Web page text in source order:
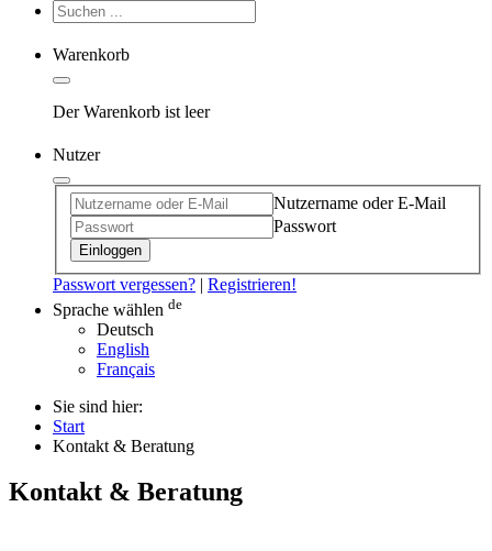
Warenkorb
Der Warenkorb ist leer
Nutzer
Nutzername oder E-Mail
Passwort
Einloggen
Passwort vergessen? | Registrieren!
Sprache wählen de
Deutsch
English
Français
Sie sind hier:
Start
Kontakt & Beratung
Kontakt & Beratung